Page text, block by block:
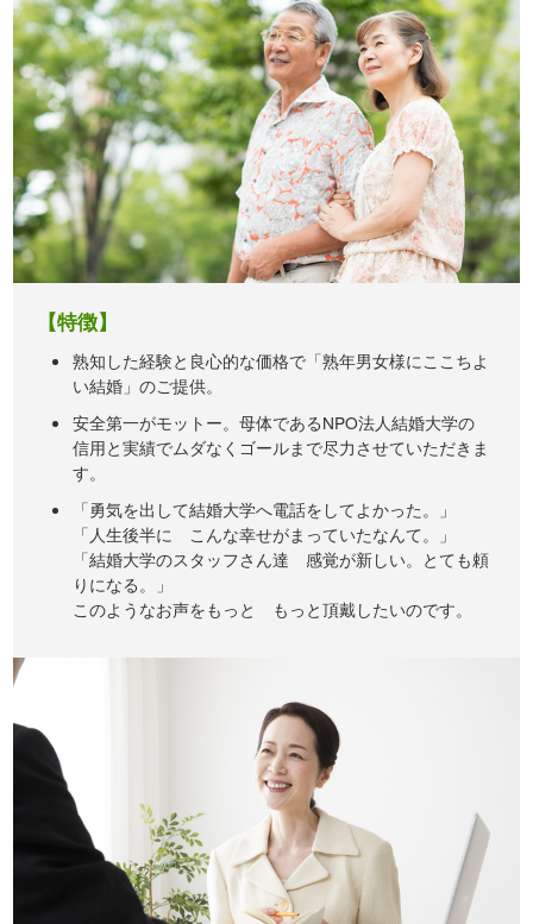
【特徴】
熟知した経験と良心的な価格で「熟年男女様にここちよ
い結婚」のご提供。
安全第一がモットー。母体であるNPO法人結婚大学の
信用と実績でムダなくゴールまで尽力させていただきま
す。
「勇気を出して結婚大学へ電話をしてよかった。」
「人生後半に こんな幸せがまっていたなんて。」
「結婚大学のスタッフさん達 感覚が新しい。とても頼
りになる。」
このようなお声をもっと もっと頂戴したいのです。